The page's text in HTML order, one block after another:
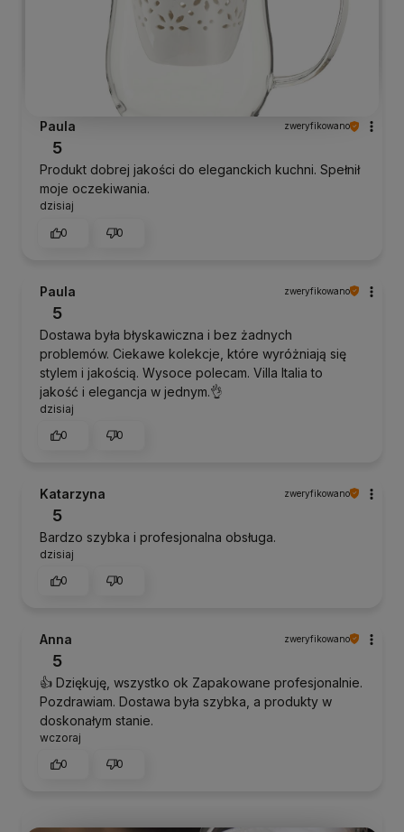
Paula zweryfikowano
5
Produkt dobrej jakości do eleganckich kuchni. Spełnił
moje oczekiwania.
dzisiaj
0
0
Paula zweryfikowano
5
Dostawa była błyskawiczna i bez żadnych
problemów. Ciekawe kolekcje, które wyróżniają się
stylem i jakością. Wysoce polecam. Villa Italia to
jakość i elegancja w jednym.👌
dzisiaj
0
0
Katarzyna zweryfikowano
5
Bardzo szybka i profesjonalna obsługa.
dzisiaj
0
0
Anna zweryfikowano
5
👍️ Dziękuję, wszystko ok Zapakowane profesjonalnie.
Pozdrawiam. Dostawa była szybka, a produkty w
doskonałym stanie.
wczoraj
0
0